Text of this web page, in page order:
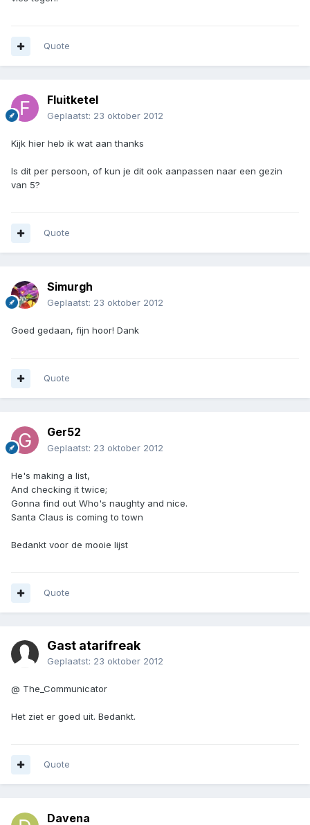
Quote
Fluitketel
Geplaatst: 23 oktober 2012
Kijk hier heb ik wat aan thanks
Is dit per persoon, of kun je dit ook aanpassen naar een gezin
van 5?
Quote
Simurgh
Geplaatst: 23 oktober 2012
Goed gedaan, fijn hoor! Dank
Quote
Ger52
Geplaatst: 23 oktober 2012
He's making a list,
And checking it twice;
Gonna find out Who's naughty and nice.
Santa Claus is coming to town
Bedankt voor de mooie lijst
Quote
Gast atarifreak
Geplaatst: 23 oktober 2012
@ The_Communicator
Het ziet er goed uit. Bedankt.
Quote
Davena